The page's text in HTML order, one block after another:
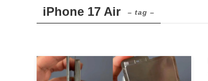
iPhone 17 Air – tag –